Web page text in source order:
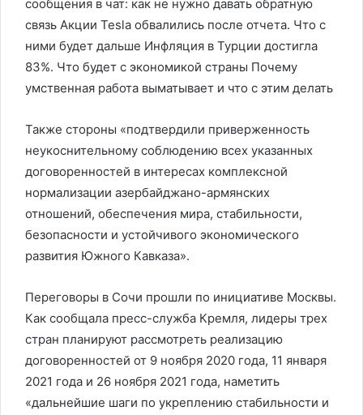
сообщения в чат: как не нужно давать обратную
связь Акции Tesla обвалились после отчета. Что с
ними будет дальше Инфляция в Турции достигла
83%. Что будет с экономикой страны Почему
умственная работа выматывает и что с этим делать
Также стороны «подтвердили приверженность
неукоснительному соблюдению всех указанных
договоренностей в интересах комплексной
нормализации азербайд­жано-армянских
отношений, обеспечения мира, стабильности,
безопасности и устойчивого экономического
развития Южного Кавказа».
Переговоры в Сочи прошли по инициативе Москвы.
Как сообщала пресс-служба Кремля, лидеры трех
стран планируют рассмотреть реализацию
договоренностей от 9 ноября 2020 года, 11 января
2021 года и 26 ноября 2021 года, наметить
«дальнейшие шаги по укреплению стабильности и